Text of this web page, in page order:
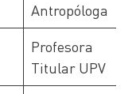
Antropóloga
Profesora
Titular UPV